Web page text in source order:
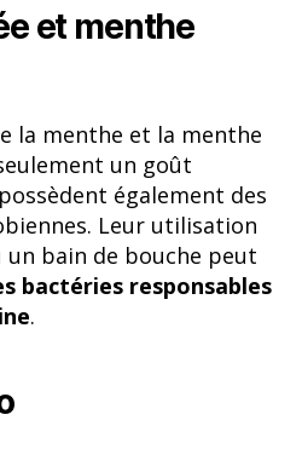
et menthe
la menthe et la menthe
un goût
également des
Leur utilisation
bain de bouche peut
bactéries responsables
.